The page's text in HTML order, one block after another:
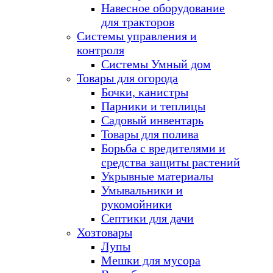
Навесное оборудование
для тракторов
Системы управления и
контроля
Системы Умный дом
Товары для огорода
Бочки, канистры
Парники и теплицы
Садовый инвентарь
Товары для полива
Борьба с вредителями и
средства защиты растений
Укрывные материалы
Умывальники и
рукомойники
Септики для дачи
Хозтовары
Лупы
Мешки для мусора